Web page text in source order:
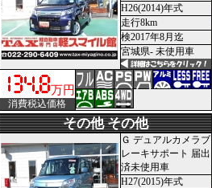
H26(2014)年式
走行8km
検2017年8月迄
宮城県- 未使用車
万円
消費税込価格
その他 その他
Ｇ デュアルカメラブ
レーキサポート 届出
済未使用車
H27(2015)年式